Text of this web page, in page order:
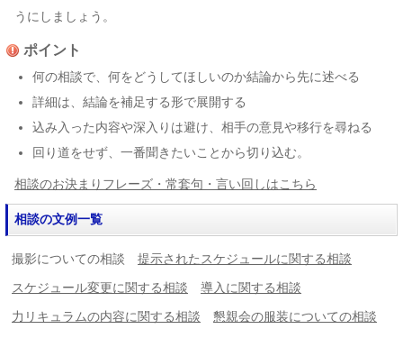
うにしましょう。
ポイント
何の相談で、何をどうしてほしいのか結論から先に述べる
詳細は、結論を補足する形で展開する
込み入った内容や深入りは避け、相手の意見や移行を尋ねる
回り道をせず、一番聞きたいことから切り込む。
相談のお決まりフレーズ・常套句・言い回しはこちら
相談の文例一覧
撮影についての相談 提示されたスケジュールに関する相談
スケジュール変更に関する相談 導入に関する相談
力リキュラムの内容に関する相談 懇親会の服装についての相談